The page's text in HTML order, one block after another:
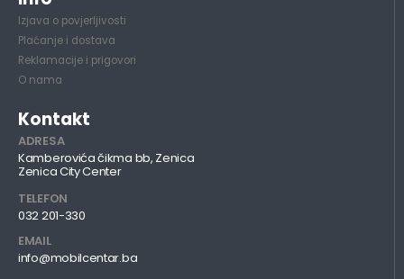
Izjava o povjerljivosti
Plaćanje i dostava
Reklamacije i prigovori
O nama
Kontakt
ADRESA
Kamberovića čikma bb, Zenica
Zenica City Center
TELEFON
032 201-330
EMAIL
info@mobilcentar.ba